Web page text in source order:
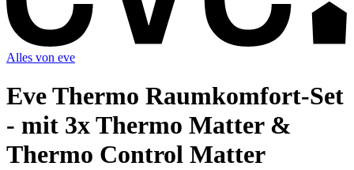
Alles von eve
Eve Thermo Raumkomfort-Set
- mit 3x Thermo Matter &
Thermo Control Matter